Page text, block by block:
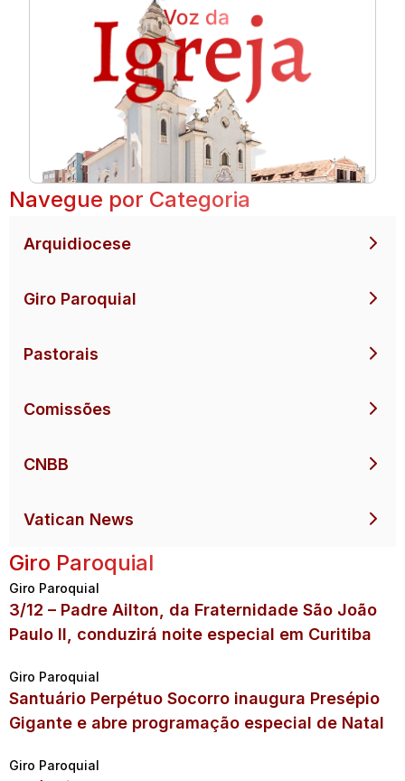
Navegue por Categoria
Arquidiocese
Giro Paroquial
Pastorais
Comissões
CNBB
Vatican News
Giro Paroquial
Giro Paroquial
3/12 – Padre Ailton, da Fraternidade São João
Paulo II, conduzirá noite especial em Curitiba
Giro Paroquial
Santuário Perpétuo Socorro inaugura Presépio
Gigante e abre programação especial de Natal
Giro Paroquial